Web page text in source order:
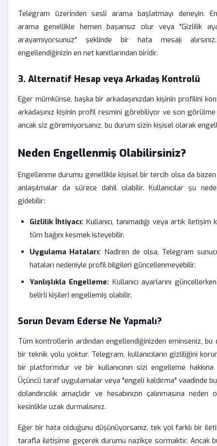
Telegram üzerinden sesli arama başlatmayı deneyin.
arama genellikle hemen başarısız olur veya "Gizlilik
arayamıyorsunuz" şeklinde bir hata mesajı
engellendiğinizin en net kanıtlarından biridir.
3. Alternatif Hesap veya Arkadaş Kontrolü
Eğer mümkünse, başka bir arkadaşınızdan kişinin profilini
arkadaşınız kişinin profil resmini görebiliyor ve son
ancak siz göremiyorsanız, bu durum sizin kişisel olarak
Neden Engellenmiş Olabilirsiniz?
Engellenme durumu genellikle kişisel bir tercih olsa da
anlaşılmalar da sürece dahil olabilir. Kullanıcılar şu
gidebilir:
Gizlilik İhtiyacı: Kullanıcı, tanımadığı veya artık
tüm bağını kesmek isteyebilir.
Uygulama Hataları: Nadiren de olsa, Telegram
hataları nedeniyle profil bilgileri güncellenmeyebilir.
Yanlışlıkla Engelleme: Kullanıcı ayarlarını
belirli kişileri engellemiş olabilir.
Sorun Devam Ederse Ne Yapmalı?
Tüm kontrollerin ardından engellendiğinizden eminseniz, bu
bir teknik yolu yoktur. Telegram, kullanıcıların gizliliğini
bir platformdur ve bir kullanıcının sizi engelleme hakkına
Üçüncü taraf uygulamalar veya "engeli kaldırma" vaadinde
dolandırıcılık amaçlıdır ve hesabınızın çalınmasına
kesinlikle uzak durmalısınız.
Eğer bir hata olduğunu düşünüyorsanız, tek yol farklı bir
tarafla iletişime geçerek durumu nazikçe sormaktır. Ancak